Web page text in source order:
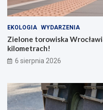
EKOLOGIA WYDARZENIA
Zielone torowiska
kilometrach!
6 sierpnia 2026